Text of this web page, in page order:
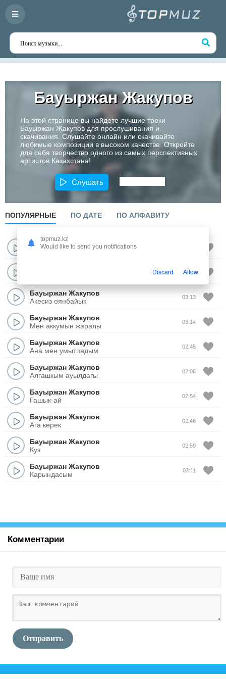
Бауыржан Жакупов
На этой странице вы найдете лучшие треки
Бауыржан Жакупов для прослушивания и
скачивания. Слушайте онлайн или скачивайте
любимые композиции в высоком качестве. Откройте
для себя творчество одного из самых перспективных
артистов Казахстана!
Слушать
ПОПУЛЯРНЫЕ ПО ДАТЕ ПО АЛФАВИТУ
Бауыржан Жакупов
Киялмаймын
02:49
Бауыржан Жакупов
Акесиз оянбайык
03:13
Бауыржан Жакупов
Мен аккумын жаралы
03:14
Бауыржан Жакупов
Ана мен умытпадым
02:45
Бауыржан Жакупов
Алгашкым ауылдагы
02:08
Бауыржан Жакупов
Гашык-ай
02:54
Бауыржан Жакупов
Ага керек
02:46
Бауыржан Жакупов
Куз
02:59
Бауыржан Жакупов
Карындасым
03:11
Комментарии
Отправить
topmuz.kz
Would like to send you notifications
Discard Allow